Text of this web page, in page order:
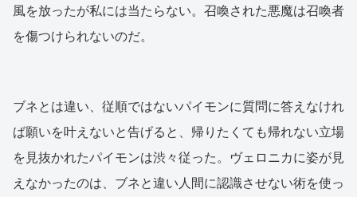
風を放ったが私には当たらない。召喚された悪魔は召喚者
を傷つけられないのだ。
ブネとは違い、従順ではないパイモンに質問に答えなけれ
ば願いを叶えないと告げると、帰りたくても帰れない立場
を見抜かれたパイモンは渋々従った。ヴェロニカに姿が見
えなかったのは、ブネと違い人間に認識させない術を使っ